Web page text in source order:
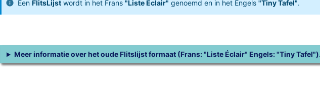
Een FlitsLijst wordt in het Frans "Liste Éclair" genoemd en in het Engels "Tiny Tafel".
Meer informatie over het oude Flitslijst formaat (Frans: "Liste Éclair" Engels: "Tiny Tafel").